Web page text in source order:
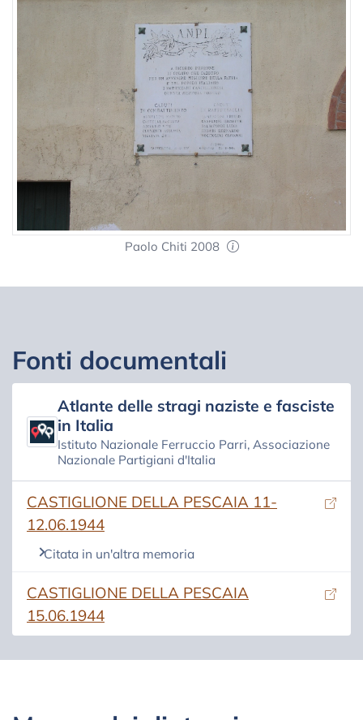
Paolo Chiti 2008
Fonti documentali
Atlante delle stragi naziste e fasciste
in Italia
Istituto Nazionale Ferruccio Parri, Associazione
Nazionale Partigiani d'Italia
CASTIGLIONE DELLA PESCAIA 11-
12.06.1944
(si apre in una nuova scheda)
Citata in un'altra memoria
CASTIGLIONE DELLA PESCAIA
15.06.1944
(si apre in una nuova scheda)